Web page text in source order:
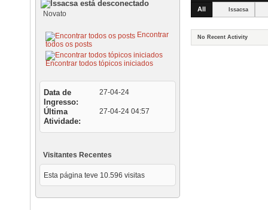
Novato
Encontrar
todos os posts
Encontrar todos tópicos iniciados
Data de
Ingresso
27-04-24
Última
Atividade
27-04-24 04:57
Visitantes Recentes
Esta página teve 10.596 visitas
All Issacsa
No Recent Activity